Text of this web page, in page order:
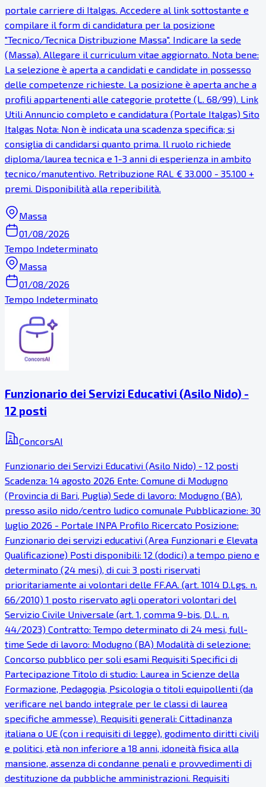
portale carriere di Italgas. Accedere al link sottostante e
compilare il form di candidatura per la posizione
"Tecnico/Tecnica Distribuzione Massa". Indicare la sede
(Massa). Allegare il curriculum vitae aggiornato. Nota bene:
La selezione è aperta a candidati e candidate in possesso
delle competenze richieste. La posizione è aperta anche a
profili appartenenti alle categorie protette (L. 68/99). Link
Utili Annuncio completo e candidatura (Portale Italgas) Sito
Italgas Nota: Non è indicata una scadenza specifica; si
consiglia di candidarsi quanto prima. Il ruolo richiede
diploma/laurea tecnica e 1-3 anni di esperienza in ambito
tecnico/manutentivo. Retribuzione RAL € 33.000 - 35.100 +
premi. Disponibilità alla reperibilità.
Massa
01/08/2026
Tempo Indeterminato
Massa
01/08/2026
Tempo Indeterminato
Funzionario dei Servizi Educativi (Asilo Nido) -
12 posti
ConcorsAI
Funzionario dei Servizi Educativi (Asilo Nido) - 12 posti
Scadenza: 14 agosto 2026 Ente: Comune di Modugno
(Provincia di Bari, Puglia) Sede di lavoro: Modugno (BA),
presso asilo nido/centro ludico comunale Pubblicazione: 30
luglio 2026 - Portale INPA Profilo Ricercato Posizione:
Funzionario dei servizi educativi (Area Funzionari e Elevata
Qualificazione) Posti disponibili: 12 (dodici) a tempo pieno e
determinato (24 mesi), di cui: 3 posti riservati
prioritariamente ai volontari delle FF.AA. (art. 1014 D.Lgs. n.
66/2010) 1 posto riservato agli operatori volontari del
Servizio Civile Universale (art. 1, comma 9-bis, D.L. n.
44/2023) Contratto: Tempo determinato di 24 mesi, full-
time Sede di lavoro: Modugno (BA) Modalità di selezione:
Concorso pubblico per soli esami Requisiti Specifici di
Partecipazione Titolo di studio: Laurea in Scienze della
Formazione, Pedagogia, Psicologia o titoli equipollenti (da
verificare nel bando integrale per le classi di laurea
specifiche ammesse). Requisiti generali: Cittadinanza
italiana o UE (con i requisiti di legge), godimento diritti civili
e politici, età non inferiore a 18 anni, idoneità fisica alla
mansione, assenza di condanne penali e provvedimenti di
destituzione da pubbliche amministrazioni. Requisiti